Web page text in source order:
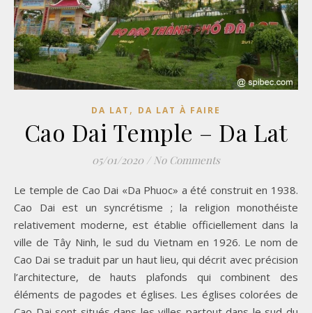
DA LAT , DA LAT À FAIRE
Cao Dai Temple – Da Lat
05/01/2020 / No Comments
Le temple de Cao Dai «Da Phuoc» a été construit en 1938.
Cao Dai est un syncrétisme ; la religion monothéiste
relativement moderne, est établie officiellement dans la
ville de Tây Ninh, le sud du Vietnam en 1926. Le nom de
Cao Dai se traduit par un haut lieu, qui décrit avec précision
l’architecture, de hauts plafonds qui combinent des
éléments de pagodes et églises. Les églises colorées de